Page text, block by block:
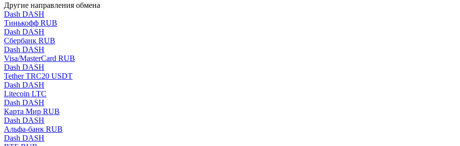
Другие направления обмена
Dash DASH
Тинькофф RUB
Dash DASH
Сбербанк RUB
Dash DASH
Visa/MasterCard RUB
Dash DASH
Tether TRC20 USDT
Dash DASH
Litecoin LTC
Dash DASH
Карта Мир RUB
Dash DASH
Альфа-банк RUB
Dash DASH